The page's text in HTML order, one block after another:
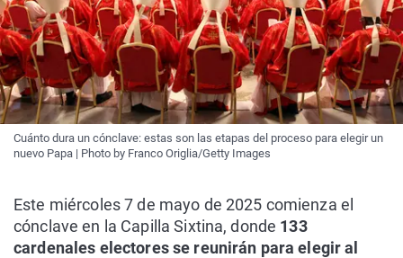
Cuánto dura un cónclave: estas son las etapas del proceso para elegir un
nuevo Papa | Photo by Franco Origlia/Getty Images
Este miércoles 7 de mayo de 2025 comienza el
cónclave en la Capilla Sixtina, donde 133
cardenales electores se reunirán para elegir al